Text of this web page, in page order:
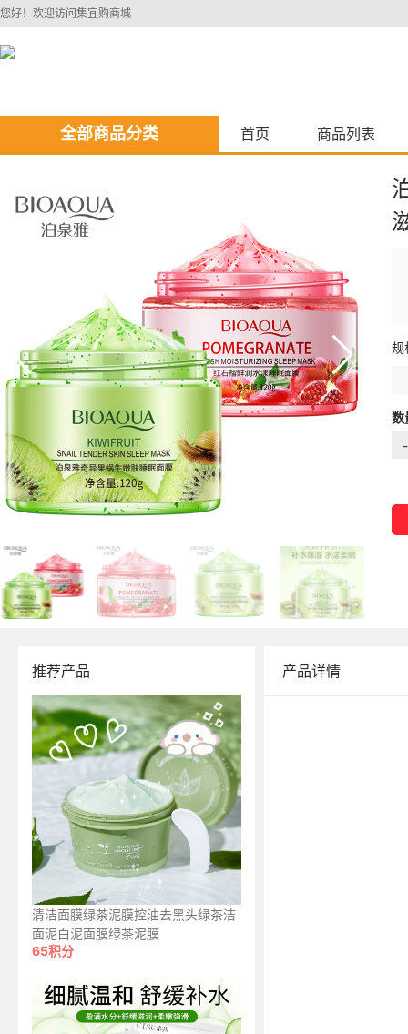
您好！欢迎访问集宜购商城
全部商品分类 首页 商品列表
规
数
-
推荐产品
清洁面膜绿茶泥膜控油去黑头绿茶洁
面泥白泥面膜绿茶泥膜
65积分
产品详情